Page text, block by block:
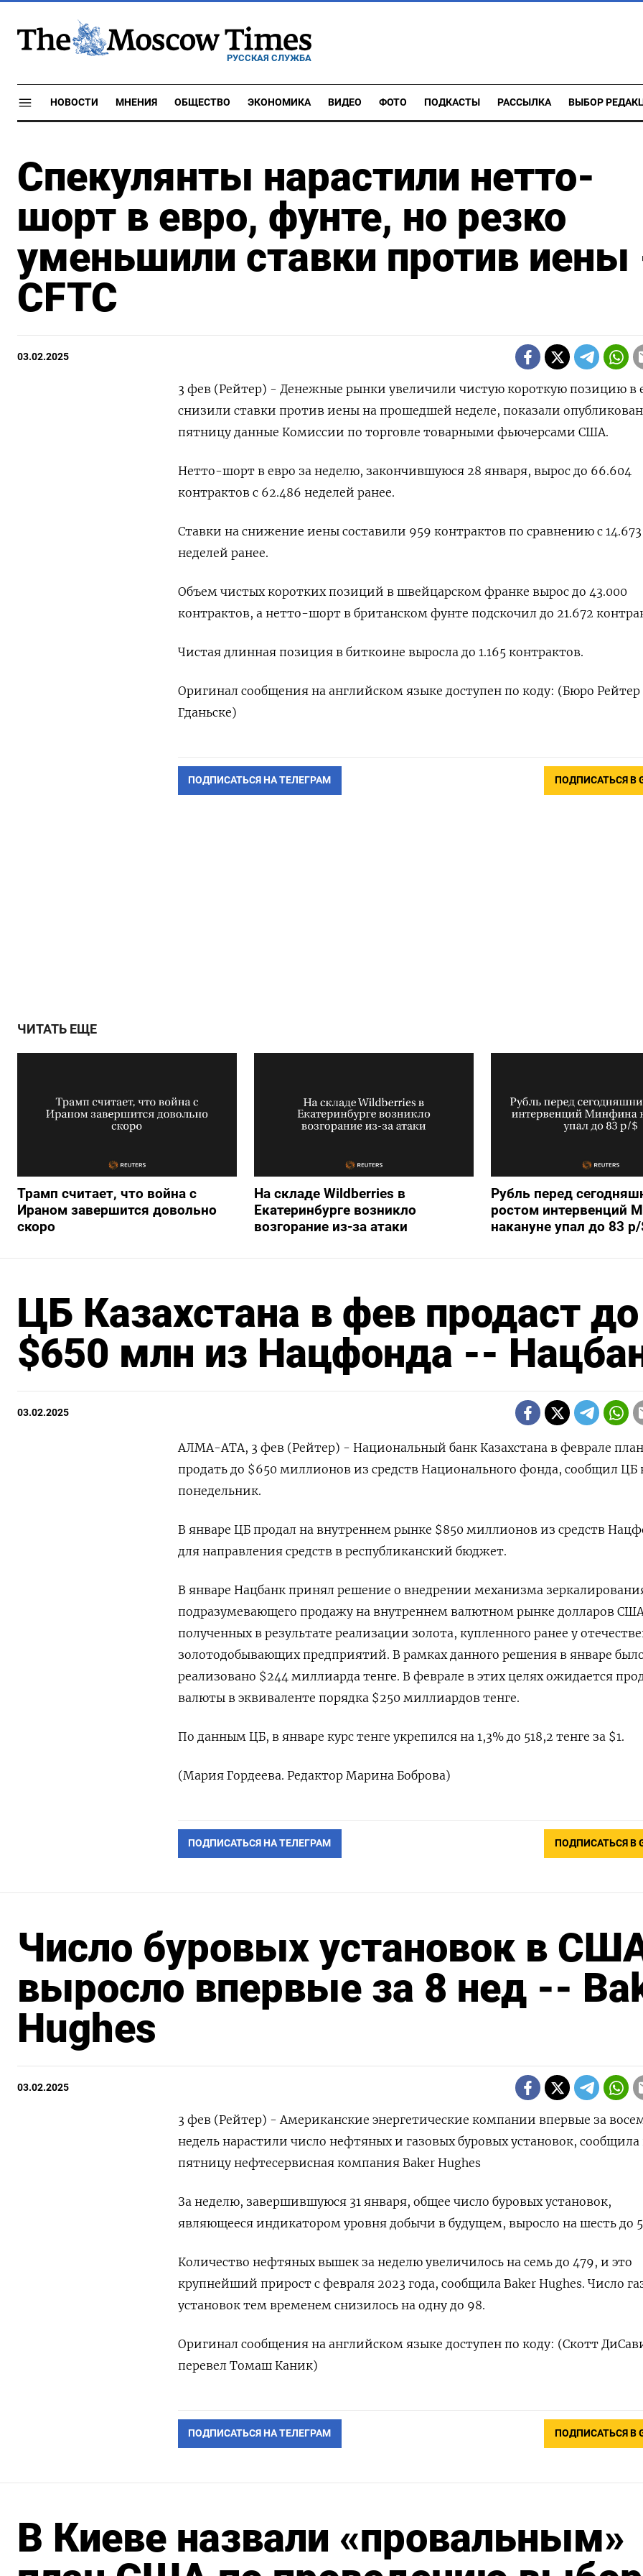
РУССКАЯ СЛУЖБА
НОВОСТИ МНЕНИЯ ОБЩЕСТВО ЭКОНОМИКА ВИДЕО ФОТО ПОДКАСТЫ РАССЫЛКА ВЫБОР
Спекулянты нарастили нетто-
шорт в евро, фунте, но резко
уменьшили ставки против иены
CFTC
03.02.2025
3 фев (Рейтер) - Денежные рынки увеличили чистую короткую позицию в
снизили ставки против иены на прошедшей неделе, показали
пятницу данные Комиссии по торговле товарными фьючерсами США.
Нетто-шорт в евро за неделю, закончившуюся 28 января, вырос до 66.604
контрактов с 62.486 неделей ранее.
Ставки на снижение иены составили 959 контрактов по сравнению с 14.673
неделей ранее.
Объем чистых коротких позиций в швейцарском франке вырос до 43.000
контрактов, а нетто-шорт в британском фунте подскочил до 21.672
Чистая длинная позиция в биткоине выросла до 1.165 контрактов.
Оригинал сообщения на английском языке доступен по коду: (Бюро Рейтер
Гданьске)
ПОДПИСАТЬСЯ НА ТЕЛЕГРАМ ПОДПИСАТЬСЯ В
ЧИТАТЬ ЕЩЕ
Трамп считает, что война с
Ираном завершится довольно
скоро
На складе Wildberries в
Екатеринбурге возникло
возгорание из-за атаки
Рубль перед
ростом интервенций
накануне упал до 83
ЦБ Казахстана в фев продаст до
$650 млн из Нацфонда --
03.02.2025
АЛМА-АТА, 3 фев (Рейтер) - Национальный банк Казахстана в феврале
продать до $650 миллионов из средств Национального фонда, сообщил ЦБ
понедельник.
В январе ЦБ продал на внутреннем рынке $850 миллионов из средств
для направления средств в республиканский бюджет.
В январе Нацбанк принял решение о внедрении механизма
подразумевающего продажу на внутреннем валютном рынке долларов
полученных в результате реализации золота, купленного ранее у
золотодобывающих предприятий. В рамках данного решения в январе
реализовано $244 миллиарда тенге. В феврале в этих целях ожидается
валюты в эквиваленте порядка $250 миллиардов тенге.
По данным ЦБ, в январе курс тенге укрепился на 1,3% до 518,2 тенге за $1.
(Мария Гордеева. Редактор Марина Боброва)
ПОДПИСАТЬСЯ НА ТЕЛЕГРАМ ПОДПИСАТЬСЯ В
Число буровых установок в
выросло впервые за 8 нед --
Hughes
03.02.2025
3 фев (Рейтер) - Американские энергетические компании впервые за
недель нарастили число нефтяных и газовых буровых установок, сообщила
пятницу нефтесервисная компания Baker Hughes
За неделю, завершившуюся 31 января, общее число буровых установок,
являющееся индикатором уровня добычи в будущем, выросло на шесть до
Количество нефтяных вышек за неделю увеличилось на семь до 479, и это
крупнейший прирост с февраля 2023 года, сообщила Baker Hughes. Число
установок тем временем снизилось на одну до 98.
Оригинал сообщения на английском языке доступен по коду: (Скотт
перевел Томаш Каник)
ПОДПИСАТЬСЯ НА ТЕЛЕГРАМ ПОДПИСАТЬСЯ В
В Киеве назвали «провальным»